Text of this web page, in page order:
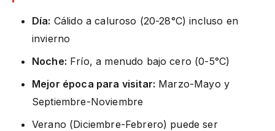
Día: Cálido a caluroso (20-28°C) incluso en
invierno
Noche: Frío, a menudo bajo cero (0-5°C)
Mejor época para visitar: Marzo-Mayo y
Septiembre-Noviembre
Verano (Diciembre-Febrero) puede ser